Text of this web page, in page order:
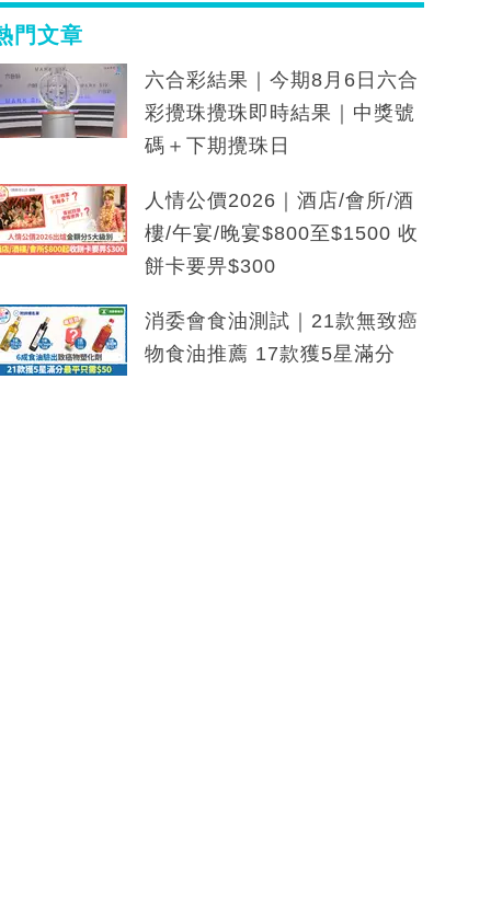
門文章
六合彩結果｜今期8月6日六合
彩攪珠攪珠即時結果｜中獎號
碼＋下期攪珠日
人情公價2026｜酒店/會所/酒
樓/午宴/晚宴$800至$1500 收
餅卡要畀$300
消委會食油測試｜21款無致癌
物食油推薦 17款獲5星滿分